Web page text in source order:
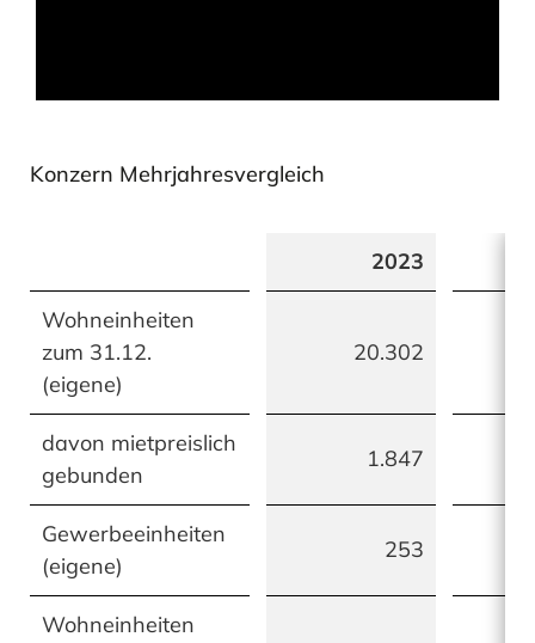
33%
Konzern Mehrjahresvergleich
2023
Wohneinheiten
zum 31.12.
(eigene)
20.302
davon mietpreislich
gebunden
1.847
Gewerbeeinheiten
(eigene)
253
Wohneinheiten